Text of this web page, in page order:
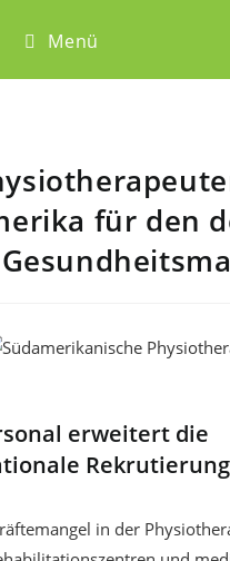
Menü
für den
erweitert die
in der